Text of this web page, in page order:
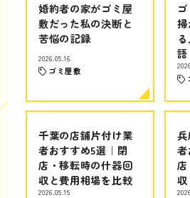
婚約者の家がゴミ屋
敷だった私の決断と
苦悩の記録
2026.05.16
ゴミ屋敷
語
千葉の店舗片付け業
者おすすめ5選｜閉
店・移転時の什器回
収と費用相場を比較
2026.05.15